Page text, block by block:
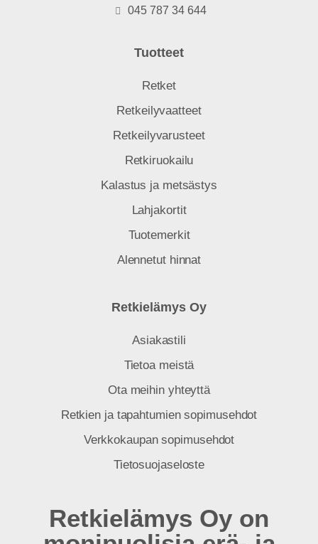
045 787 34 644
Tuotteet
Retket
Retkeilyvaatteet
Retkeilyvarusteet
Retkiruokailu
Kalastus ja metsästys
Lahjakortit
Tuotemerkit
Alennetut hinnat
Retkielämys Oy
Asiakastili
Tietoa meistä
Ota meihin yhteyttä
Retkien ja tapahtumien sopimusehdot
Verkkokaupan sopimusehdot
Tietosuojaseloste
Retkielämys Oy on